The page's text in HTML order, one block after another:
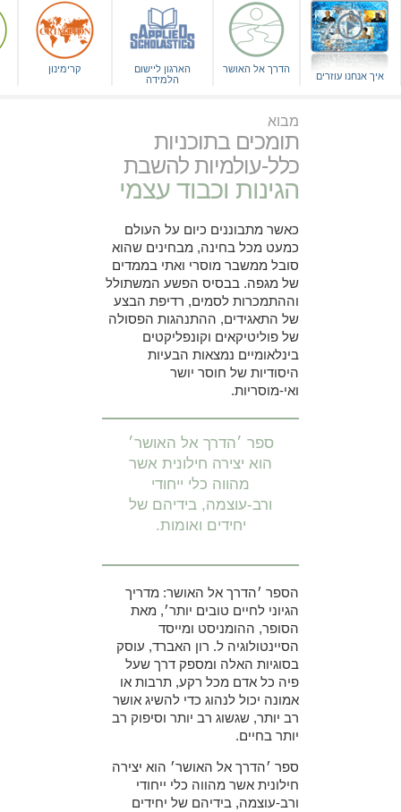
איך אנחנו עוזרים
הדרך אל האושר
הארגון ליישום
הלמידה
קרימינון
מבוא
תומכים בתוכניות
כלל-עולמיות להשבת
הגינות וכבוד עצמי
כאשר מתבוננים כיום על העולם
כמעט מכל בחינה, מבחינים שהוא
סובל ממשבר מוסרי ואתי בממדים
של מגפה. בבסיס הפשע המשתולל
וההתמכרות לסמים, רדיפת הבצע
של התאגידים, ההתנהגות הפסולה
של פוליטיקאים וקונפליקטים
בינלאומיים נמצאות הבעיות
היסודיות של חוסר יושר
ואי-מוסריות.
ספר ׳הדרך אל האושר׳
הוא יצירה חילונית אשר
מהווה כלי ייחודי
ורב-עוצמה, בידיהם של
יחידים ואומות.
הספר ׳הדרך אל האושר: מדריך
הגיוני לחיים טובים יותר׳, מאת
הסופר, ההומניסט ומייסד
הסיינטולוגיה ל. רון האברד, עוסק
בסוגיות האלה ומספק דרך שעל
פיה כל אדם מכל רקע, תרבות או
אמונה יכול לנהוג כדי להשיג אושר
רב יותר, שגשוג רב יותר וסיפוק רב
יותר בחיים.
ספר ׳הדרך אל האושר׳ הוא יצירה
חילונית אשר מהווה כלי ייחודי
ורב-עוצמה, בידיהם של יחידים